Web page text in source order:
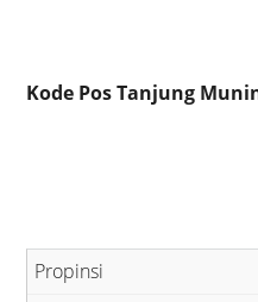
Kode Pos Tanjung